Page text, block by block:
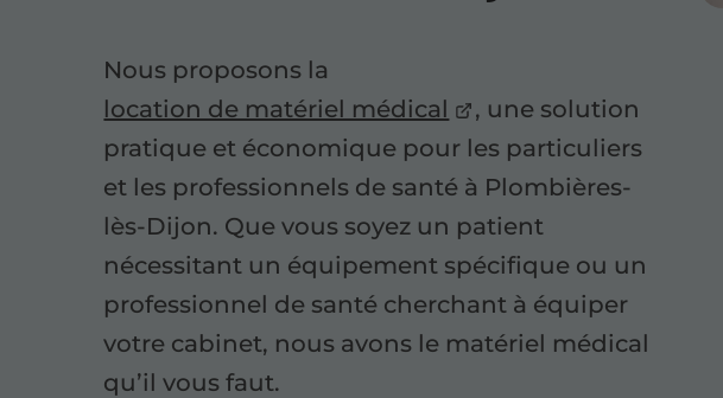
Nous proposons la
location de matériel médical
, une solution
pratique et économique pour les particuliers
et les professionnels de santé à Plombières-
lès-Dijon. Que vous soyez un patient
nécessitant un équipement spécifique ou un
professionnel de santé cherchant à équiper
votre cabinet, nous avons le matériel médical
qu’il vous faut.